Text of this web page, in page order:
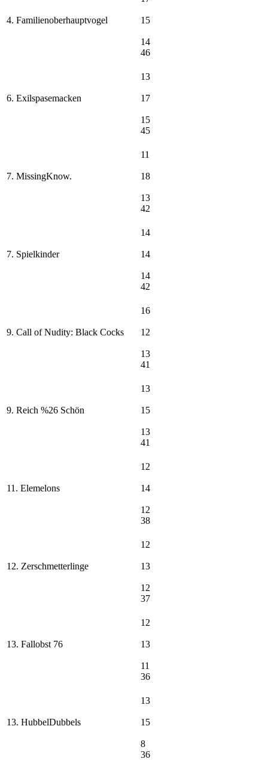
4. Familienoberhauptvogel 15
14
46
6. Exilspasemacken
13
17
15
45
7. MissingKnow.
11
18
13
42
7. Spielkinder
14
14
14
42
9. Call of Nudity: Black Cocks
16
12
13
41
9. Reich %26 Schön
13
15
13
41
11. Elemelons
12
14
12
38
12. Zerschmetterlinge
12
13
12
37
13. Fallobst 76
12
13
11
36
13. HubbelDubbels
13
15
8
36